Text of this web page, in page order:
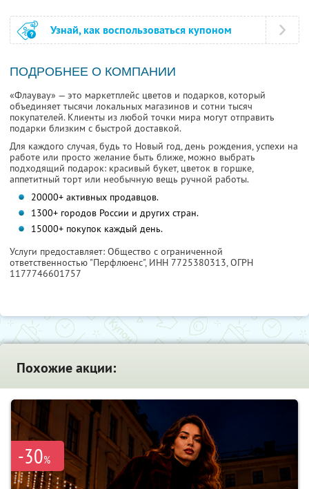
Узнай, как воспользоваться купоном
ПОДРОБНЕЕ О КОМПАНИИ
«Флаувау» — это маркетплейс цветов и подарков, который
объединяет тысячи локальных магазинов и сотни тысяч
покупателей. Клиенты из любой точки мира могут отправить
подарки близким с быстрой доставкой.
Для каждого случая, будь то Новый год, день рождения, успехи на
работе или просто желание быть ближе, можно выбрать
подходящий подарок: красивый букет, цветок в горшке,
аппетитный торт или необычную вещь ручной работы.
20000+ активных продавцов.
1300+ городов России и других стран.
15000+ покупок каждый день.
Услуги предоставляет: Общество с ограниченной
ответственностью "Перфлюенс", ИНН 7725380313, ОГРН
1177746601757
Похожие акции:
-30%